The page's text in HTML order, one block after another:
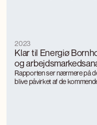
Klar til Energiø
og
2023
Rapporten ser nærmere på
blive påvirket af de